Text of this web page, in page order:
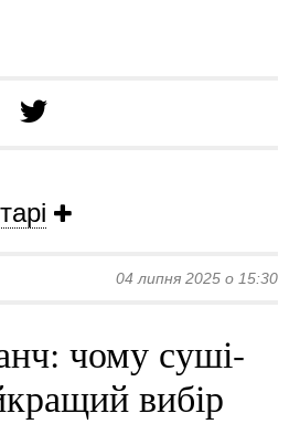
04 липня 2025 о 15:30
чому суші-
вибір